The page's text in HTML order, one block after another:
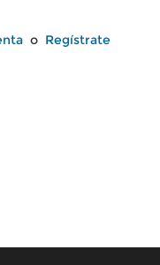
o Regístrate